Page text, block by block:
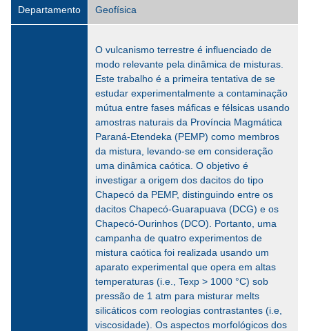
Departamento Geofísica
O vulcanismo terrestre é influenciado de
modo relevante pela dinâmica de misturas.
Este trabalho é a primeira tentativa de se
estudar experimentalmente a contaminação
mútua entre fases máficas e félsicas usando
amostras naturais da Província Magmática
Paraná-Etendeka (PEMP) como membros
da mistura, levando-se em consideração
uma dinâmica caótica. O objetivo é
investigar a origem dos dacitos do tipo
Chapecó da PEMP, distinguindo entre os
dacitos Chapecó-Guarapuava (DCG) e os
Chapecó-Ourinhos (DCO). Portanto, uma
campanha de quatro experimentos de
mistura caótica foi realizada usando um
aparato experimental que opera em altas
temperaturas (i.e., Texp > 1000 °C) sob
pressão de 1 atm para misturar melts
silicáticos com reologias contrastantes (i.e,
viscosidade). Os aspectos morfológicos dos